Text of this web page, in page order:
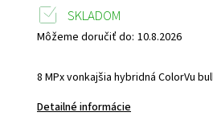
8 MPx vonkajšia hybridná ColorVu
Detailné informácie
SKLADOM
Môžeme doručiť do: 10.8.2026